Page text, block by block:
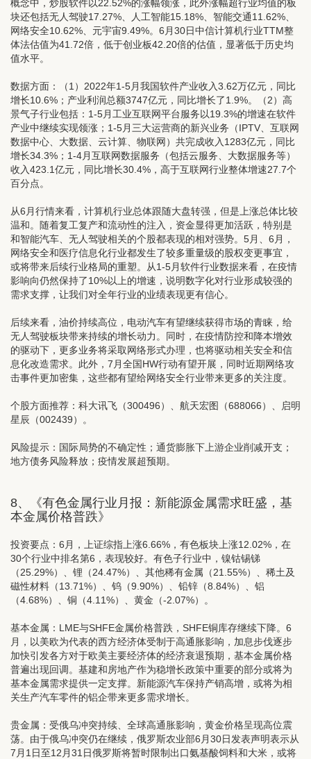
概念中，炒股软件以22.52%的涨幅领涨，此外涨幅超行业均值的板
块还包括无人驾驶17.27%、人工智能15.18%、智能交通11.62%、
网络安全10.62%、元宇宙9.49%。6月30日中信计算机行业TTM整
体法估值为41.72倍，低于创业板42.20倍的估值，显著低于历史均
值水平。
数据方面：（1）2022年1-5月我国软件产业收入3.62万亿元，同比
增长10.6%；产业利润总额3747亿元，同比增长了1.9%。（2）高
景气子行业包括：1-5月工业互联网平台服务以19.3%的增速在软件
产业中继续实现领涨；1-5月三大运营商的新兴业务（IPTV、互联网
数据中心、大数据、云计算、物联网）共完成收入1283亿元，同比
增长34.3%；1-4月互联网数据服务（包括云服务、大数据服务等）
收入423.1亿元，同比增长30.4%，高于互联网行业整体增速27.7个
百分点。
从6月行情来看，计算机行业总体跟随大盘转强，但是上涨总体比较
温和。随着复工复产和流动性的注入，资金显得更加活跃，特别是
和智能汽车、无人驾驶相关的个股都表现的相对强势。5月、6月，
网络安全和医疗信息化行业都发生了较多重量级的股权变更事宜，
或将带来后续行业格局的重塑。从1-5月软件行业数据来看，在疫情
影响向仍然保持了10%以上的增速，说明数字化对行业形成较强的
需求支撑，让我们对全年行业的业绩表现更有信心。
后续来看，油价持续高位，电动汽车有望继续获得市场的青睐，给
无人驾驶板块带来持续的增长动力。同时，在疫情防控和降本增效
的驱动下，更多业务将采取网络形式办理，也将驱动相关安全和信
息化改造需求。此外，7月全国HW行动有望开展，同时近期网络攻
击事件更加密集，这些都有望给网络安全行业带来更多的关注度。
个股方面推荐： 科大讯飞（300496）、航天宏图（688066）、启明
星辰（002439）。
风险提示：国际局势的不确定性；通货膨胀下上游企业削减开支；
地方债务风险释放；疫情发展超预期。
8、《有色金属行业月报：新能源金属需求旺盛，基
本金属价格普跌》
投资要点： 6月，上证综指上涨6.66%，有色板块上涨12.02%，在
30个行业中排名第6，表现较好。有色子行业中，镍钴锡锑
（25.29%）、锂（24.47%）、其他稀有金属（21.55%）、稀土及
磁性材料（13.71%）、钨（9.90%）、铅锌（8.84%）、铝
（4.68%）、铜（4.11%）、黄金（-2.07%）。
基本金属：LME与SHFE金属价格普跌，SHFE铜库存继续下降。6
月，以美欧为代表的西方经济体受制于高通胀影响，加息步伐逐步
加快引发各方对于欧美主要经济体的经济衰退预期，基本金属价格
普遍出现回调。基建和房地产作为稳增长政策中重要的部分或将为
基本金属需求提供一定支撑。新能源汽车保持产销高增，或将为相
关生产汽车零件的铝企带来更多需求增长。
贵金属：受俄乌冲突持续、全球高通胀影响，黄金价格呈现高位震
荡。由于俄乌冲突仍在继续，俄罗斯农业部6月30日发表声明表示从
7月1日至12月31日俄罗斯将暂时限制出口氨基酸饲料和大米，或将